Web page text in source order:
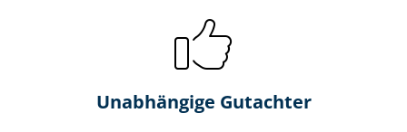
Unabhängige Gutachter